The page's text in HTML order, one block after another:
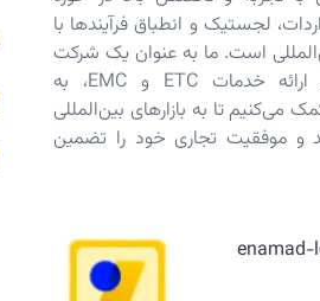
لجستیک و انطباق فرآیندها با
است. ما به عنوان یک شرکت
پیشرو در ارائه خدمات ETC و EMC، به
می‌کنیم تا به بازارهای بین‌المللی
و موفقیت تجاری خود را تضمین